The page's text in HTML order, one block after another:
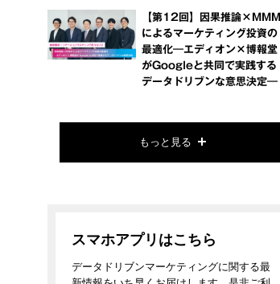
【第12回】因果推論×MMM
によるマーケティング投資の
最適化―エディオン×博報堂
がGoogleと共同で実践する
データドリブンな意思決定―
もっと見る
スマホアプリはこちら
データドリブンマーケティングに関する最